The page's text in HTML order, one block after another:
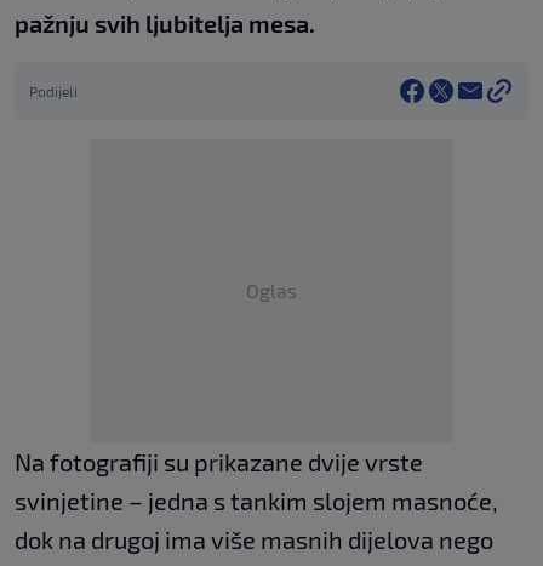
pažnju svih ljubitelja mesa.
Podijeli
Oglas
Na fotografiji su prikazane dvije vrste
svinjetine – jedna s tankim slojem masnoće,
dok na drugoj ima više masnih dijelova nego